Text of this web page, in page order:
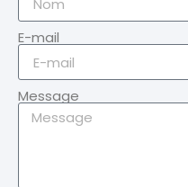
E-mail
Message